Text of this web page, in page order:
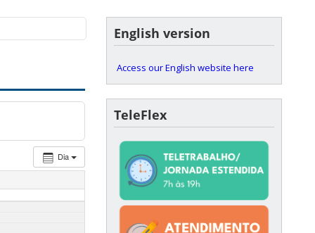
Dia
English version
Access our English website here
TeleFlex